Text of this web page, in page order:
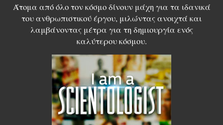
Άτομα από όλο τον κόσμο δίνουν μάχη για τα ιδανικά
του ανθρωπιστικού έργου, μιλώντας ανοιχτά και
λαμβάνοντας μέτρα για τη δημιουργία ενός
καλύτερου κόσμου.